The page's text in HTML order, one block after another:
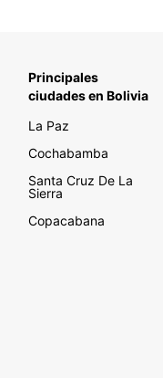
Principales
ciudades en Bolivia
La Paz
Cochabamba
Santa Cruz De La
Sierra
Copacabana